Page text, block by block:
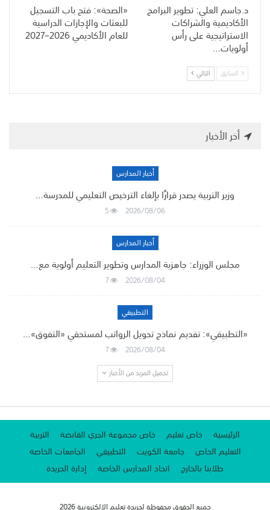
د.جاسم العلي: تطوير البرامج
الأكاديمية والشراكات
الاستراتيجية على رأس
أولويات…
«الصحة»: فتح باب التسجيل
للبعثات والإجازات الدراسية
للعام الأكاديمي 2026–2027
السابق التالي
أخر الأخبار
أخبار المدارس
وزير التربية يصدر قرارًا بإلغاء الترخيص التعليمي للمدرسة…
2026/08/06
5
أخبار المدارس
مجلس الوزراء: جاهزية المدارس وتطوير التعليم أولوية مع…
2026/08/04
7
التطبيقي
«التطبيقي»: تقديم نماذج تحويل الرواتب لمستحقي «التفوق»…
2026/08/04
7
تحميل المزيد من الأخبار
الرئيسية خاص تعليم خاص مجموعة الجري القابضة
التربية
التعليم الخاص
جامعة الكويت التطبيقي
الجامعات الخاصة
طلابنا بالخارج
اتحاد المدارس الخاصة إدارة الجريدة